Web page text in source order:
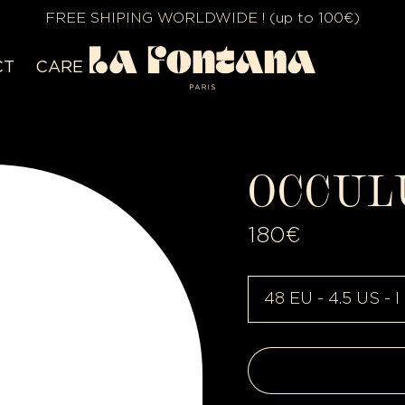
FREE SHIPING WORLDWIDE ! (up to 100€)
CARE
Prix normal
180€
Taille